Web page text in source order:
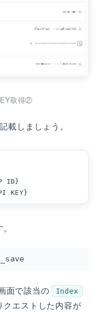
取得②
載しましょう。
ID}
KEY}
面で該当の Index
クエストした内容が